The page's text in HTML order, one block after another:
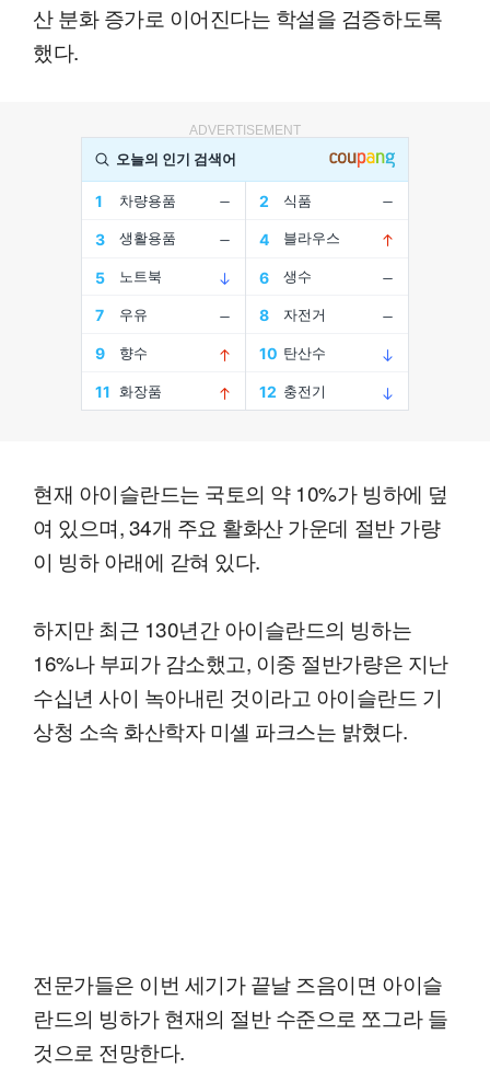
산 분화 증가로 이어진다는 학설을 검증하도록
했다.
ADVERTISEMENT
현재 아이슬란드는 국토의 약 10%가 빙하에 덮
여 있으며, 34개 주요 활화산 가운데 절반 가량
이 빙하 아래에 갇혀 있다.
하지만 최근 130년간 아이슬란드의 빙하는
16%나 부피가 감소했고, 이중 절반가량은 지난
수십년 사이 녹아내린 것이라고 아이슬란드 기
상청 소속 화산학자 미셸 파크스는 밝혔다.
전문가들은 이번 세기가 끝날 즈음이면 아이슬
란드의 빙하가 현재의 절반 수준으로 쪼그라 들
것으로 전망한다.